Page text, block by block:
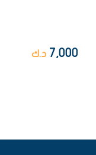
7,000 د.ك